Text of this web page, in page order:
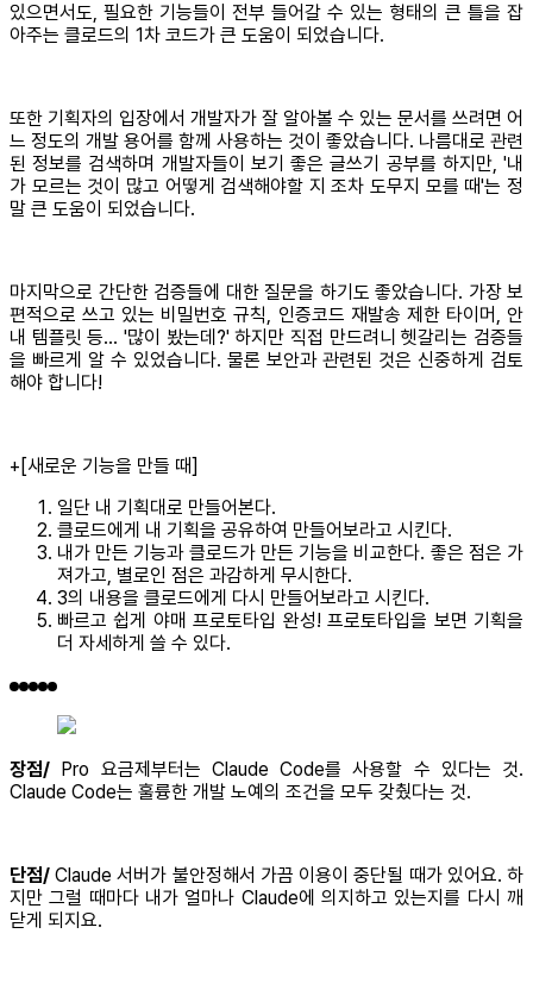
있으면서도, 필요한 기능들이 전부 들어갈 수 있는 형태의 큰 틀을 잡
아주는 클로드의 1차 코드가 큰 도움이 되었습니다.
또한 기획자의 입장에서 개발자가 잘 알아볼 수 있는 문서를 쓰려면 어
느 정도의 개발 용어를 함께 사용하는 것이 좋았습니다. 나름대로 관련
된 정보를 검색하며 개발자들이 보기 좋은 글쓰기 공부를 하지만, '내
가 모르는 것이 많고 어떻게 검색해야할 지 조차 도무지 모를 때'는 정
말 큰 도움이 되었습니다.
마지막으로 간단한 검증들에 대한 질문을 하기도 좋았습니다. 가장 보
편적으로 쓰고 있는 비밀번호 규칙, 인증코드 재발송 제한 타이머, 안
내 템플릿 등... '많이 봤는데?' 하지만 직접 만드려니 헷갈리는 검증들
을 빠르게 알 수 있었습니다. 물론 보안과 관련된 것은 신중하게 검토
해야 합니다!
+[새로운 기능을 만들 때]
일단 내 기획대로 만들어본다.
클로드에게 내 기획을 공유하여 만들어보라고 시킨다.
내가 만든 기능과 클로드가 만든 기능을 비교한다. 좋은 점은 가
져가고, 별로인 점은 과감하게 무시한다.
3의 내용을 클로드에게 다시 만들어보라고 시킨다.
빠르고 쉽게 야매 프로토타입 완성! 프로토타입을 보면 기획을
더 자세하게 쓸 수 있다.
장점/ Pro 요금제부터는 Claude Code를 사용할 수 있다는 것.
Claude Code는 훌륭한 개발 노예의 조건을 모두 갖췄다는 것.
단점/ Claude 서버가 불안정해서 가끔 이용이 중단될 때가 있어요. 하
지만 그럴 때마다 내가 얼마나 Claude에 의지하고 있는지를 다시 깨
닫게 되지요.